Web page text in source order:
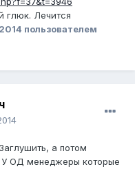
глюк. Лечится
пользователем
а потом
У ОД менеджеры которые